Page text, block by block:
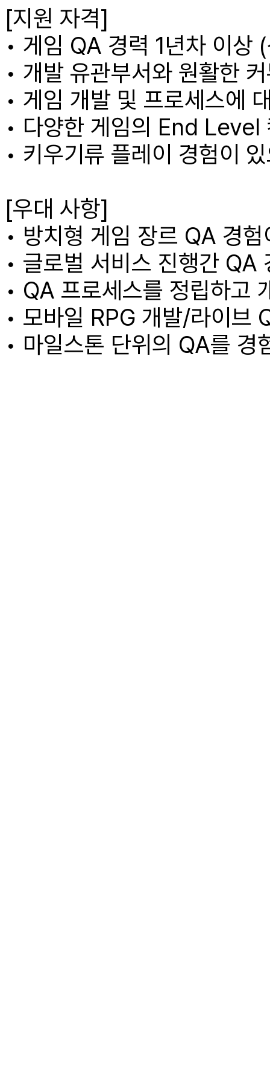
[지원 자격]
• 게임 QA 경력 1년차 이상
• 개발 유관부서와 원활한
• 게임 개발 및 프로세스에
• 다양한 게임의 End Level
• 키우기류 플레이 경험이
[우대 사항]
• 방치형 게임 장르 QA 경
• 글로벌 서비스 진행간 QA
• QA 프로세스를 정립하고
• 모바일 RPG 개발/라이브
• 마일스톤 단위의 QA를 경